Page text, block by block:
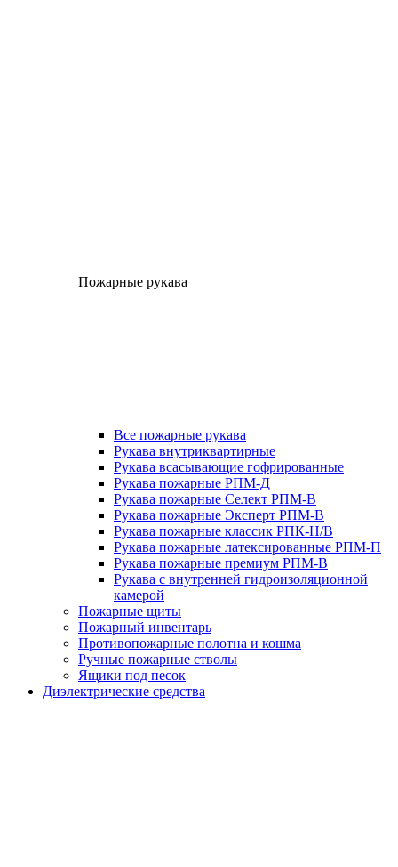
Пожарные рукава
Все пожарные рукава
Рукава внутриквартирные
Рукава всасывающие гофрированные
Рукава пожарные РПМ-Д
Рукава пожарные Селект РПМ-В
Рукава пожарные Эксперт РПМ-В
Рукава пожарные классик РПК-Н/В
Рукава пожарные латексированные РПМ-П
Рукава пожарные премиум РПМ-В
Рукава с внутренней гидроизоляционной
камерой
Пожарные щиты
Пожарный инвентарь
Противопожарные полотна и кошма
Ручные пожарные стволы
Ящики под песок
Диэлектрические средства